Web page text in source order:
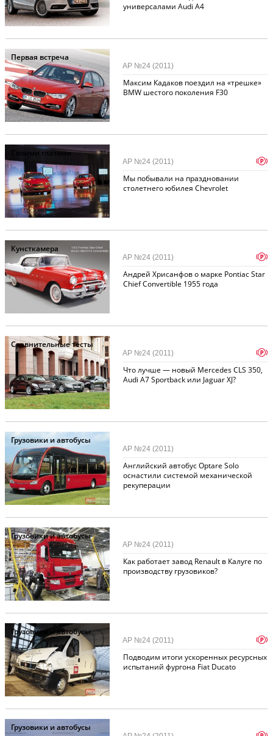
универсалами Audi A4
Первая встреча
Максим Кадаков поездил на «трешке»
BMW шестого поколения F30
АР №24 (2011)
Своими глазами
Мы побывали на праздновании
столетнего юбилея Chevrolet
АР №24 (2011) p
Кунсткамера
Андрей Хрисанфов о марке Pontiac Star
Chief Convertible 1955 года
АР №24 (2011) p
Сравнительные тесты
Что лучше — новый Mercedes CLS 350,
Audi A7 Sportback или Jaguar XJ?
АР №24 (2011) p
Грузовики и автобусы
Английский автобус Optare Solo
оснастили системой механической
рекуперации
АР №24 (2011)
Грузовики и автобусы
Как работает завод Renault в Калуге по
производству грузовиков?
АР №24 (2011)
Грузовики и автобусы
Подводим итоги ускоренных ресурсных
испытаний фургона Fiat Ducato
АР №24 (2011) p
Грузовики и автобусы